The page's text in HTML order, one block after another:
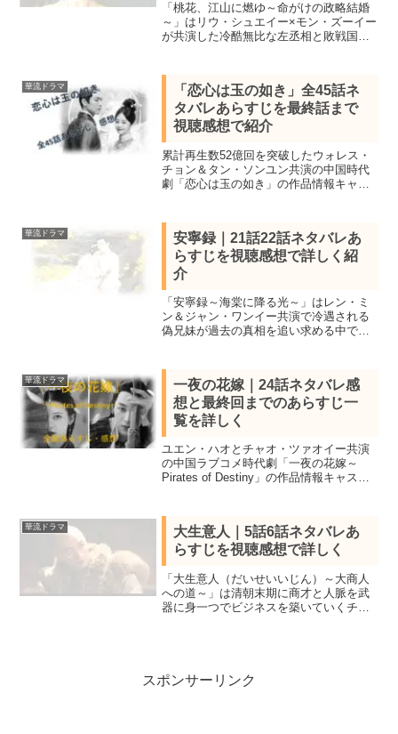
「桃花、江山に燃ゆ～命がけの政略結婚
～」はリウ・シュエイー×モン・ズーイー
が共演した冷酷無比な左丞相と敗戦国の
タバレ感想で詳しく紹介します。
華流ドラマ
「恋心は玉の如き」全45話ネ
タバレあらすじを最終話まで
視聴感想で紹介
累計再生数52億回を突破したウォレス・
チョン＆タン・ソンユン共演の中国時代
劇「恋心は玉の如き」の作品情報キャス
す。政略結婚から始まるロマンティック
時代劇。
華流ドラマ
安寧録｜21話22話ネタバレあ
らすじを視聴感想で詳しく紹
介
「安寧録～海棠に降る光～」はレン・ミ
ン＆ジャン・ワンイー共演で冷遇される
偽兄妹が過去の真相を追い求める中で本
一覧、21話22話ネタバレ感想で詳しく紹
介。
華流ドラマ
一夜の花嫁｜24話ネタバレ感
想と最終回までのあらすじ一
覧を詳しく
ユエン・ハオとチャオ・ツァオイー共演
の中国ラブコメ時代劇「一夜の花嫁～
Pirates of Destiny」の作品情報キャスト
2億回を突破した海賊王とお嬢様のラブス
トーリー。
華流ドラマ
大生意人｜5話6話ネタバレあ
らすじを視聴感想で詳しく
「大生意人（だいせいいじん）～大商人
への道～」は清朝末期に商才と人脈を武
器に身一つでビジネスを築いていくチェ
スポンサーリンク